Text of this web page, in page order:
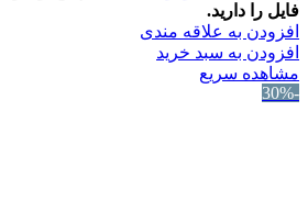
فایل را دارید.
افزودن به علاقه مندی
افزودن به سبد خرید
مشاهده سریع
-30%